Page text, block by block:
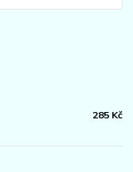
285 Kč